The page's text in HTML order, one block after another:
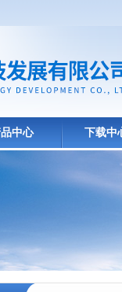
中心 下载中